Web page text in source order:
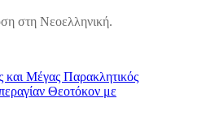
στη Νεοελληνική.